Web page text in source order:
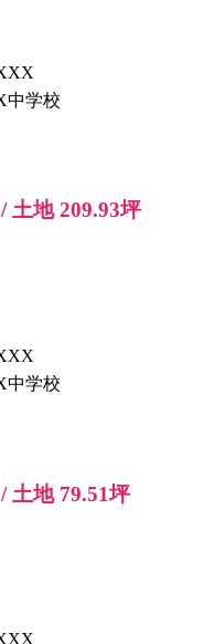
中学校
土地 209.93坪
中学校
土地 79.51坪